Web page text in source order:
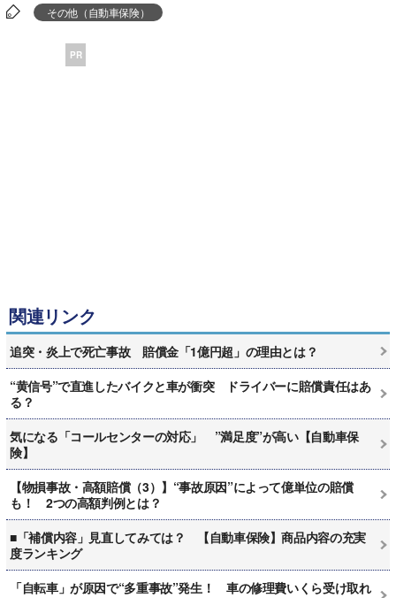
その他（自動車保険）
PR
関連リンク
追突・炎上で死亡事故 賠償金「1億円超」の理由とは？
“黄信号”で直進したバイクと車が衝突 ドライバーに賠償責任はあ
る？
気になる「コールセンターの対応」 ”満足度”が高い【自動車保
険】
【物損事故・高額賠償（3）】“事故原因”によって億単位の賠償
も！ 2つの高額判例とは？
■「補償内容」見直してみては？ 【自動車保険】商品内容の充実
度ランキング
「自転車」が原因で“多重事故”発生！ 車の修理費いくら受け取れ